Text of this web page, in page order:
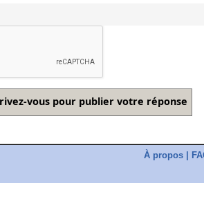
À propos